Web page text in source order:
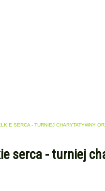
SERCA - TURNIEJ CHARYTATYWNY
serca - turniej